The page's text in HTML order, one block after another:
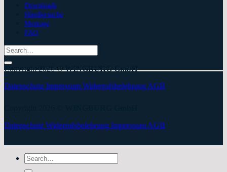
Downloads
Händlersuche
Montage
FAQ
Search
for:
Copyright 2026 ©WINGBURG GmbH
Datenschutz Impressum Widerrufsbelehrung AGB
Datenschutz Widerrufsbelehrung Impressum AGB
Search
for: